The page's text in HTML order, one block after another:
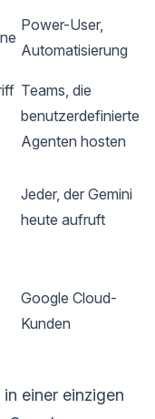
Power-User,
Automatisierung
Teams, die
benutzerdefinierte
Agenten hosten
Jeder, der Gemini
heute aufruft
Google Cloud-
Kunden
einer einzigen